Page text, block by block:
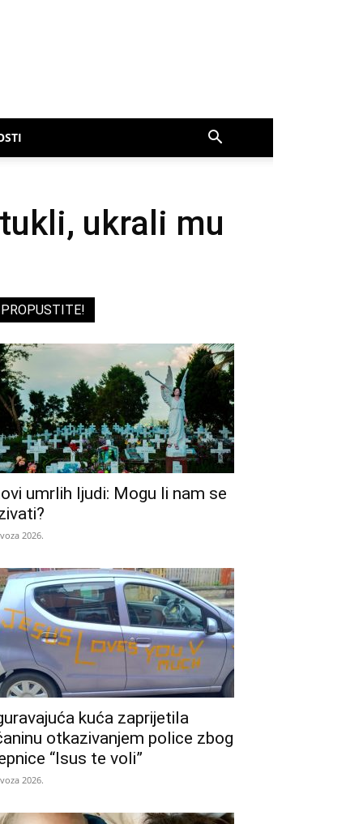
ukrali mu
umrlih ljudi: Mogu li nam se
2026.
kuća zaprijetila
otkazivanjem police zbog
“Isus te voli”
2026.